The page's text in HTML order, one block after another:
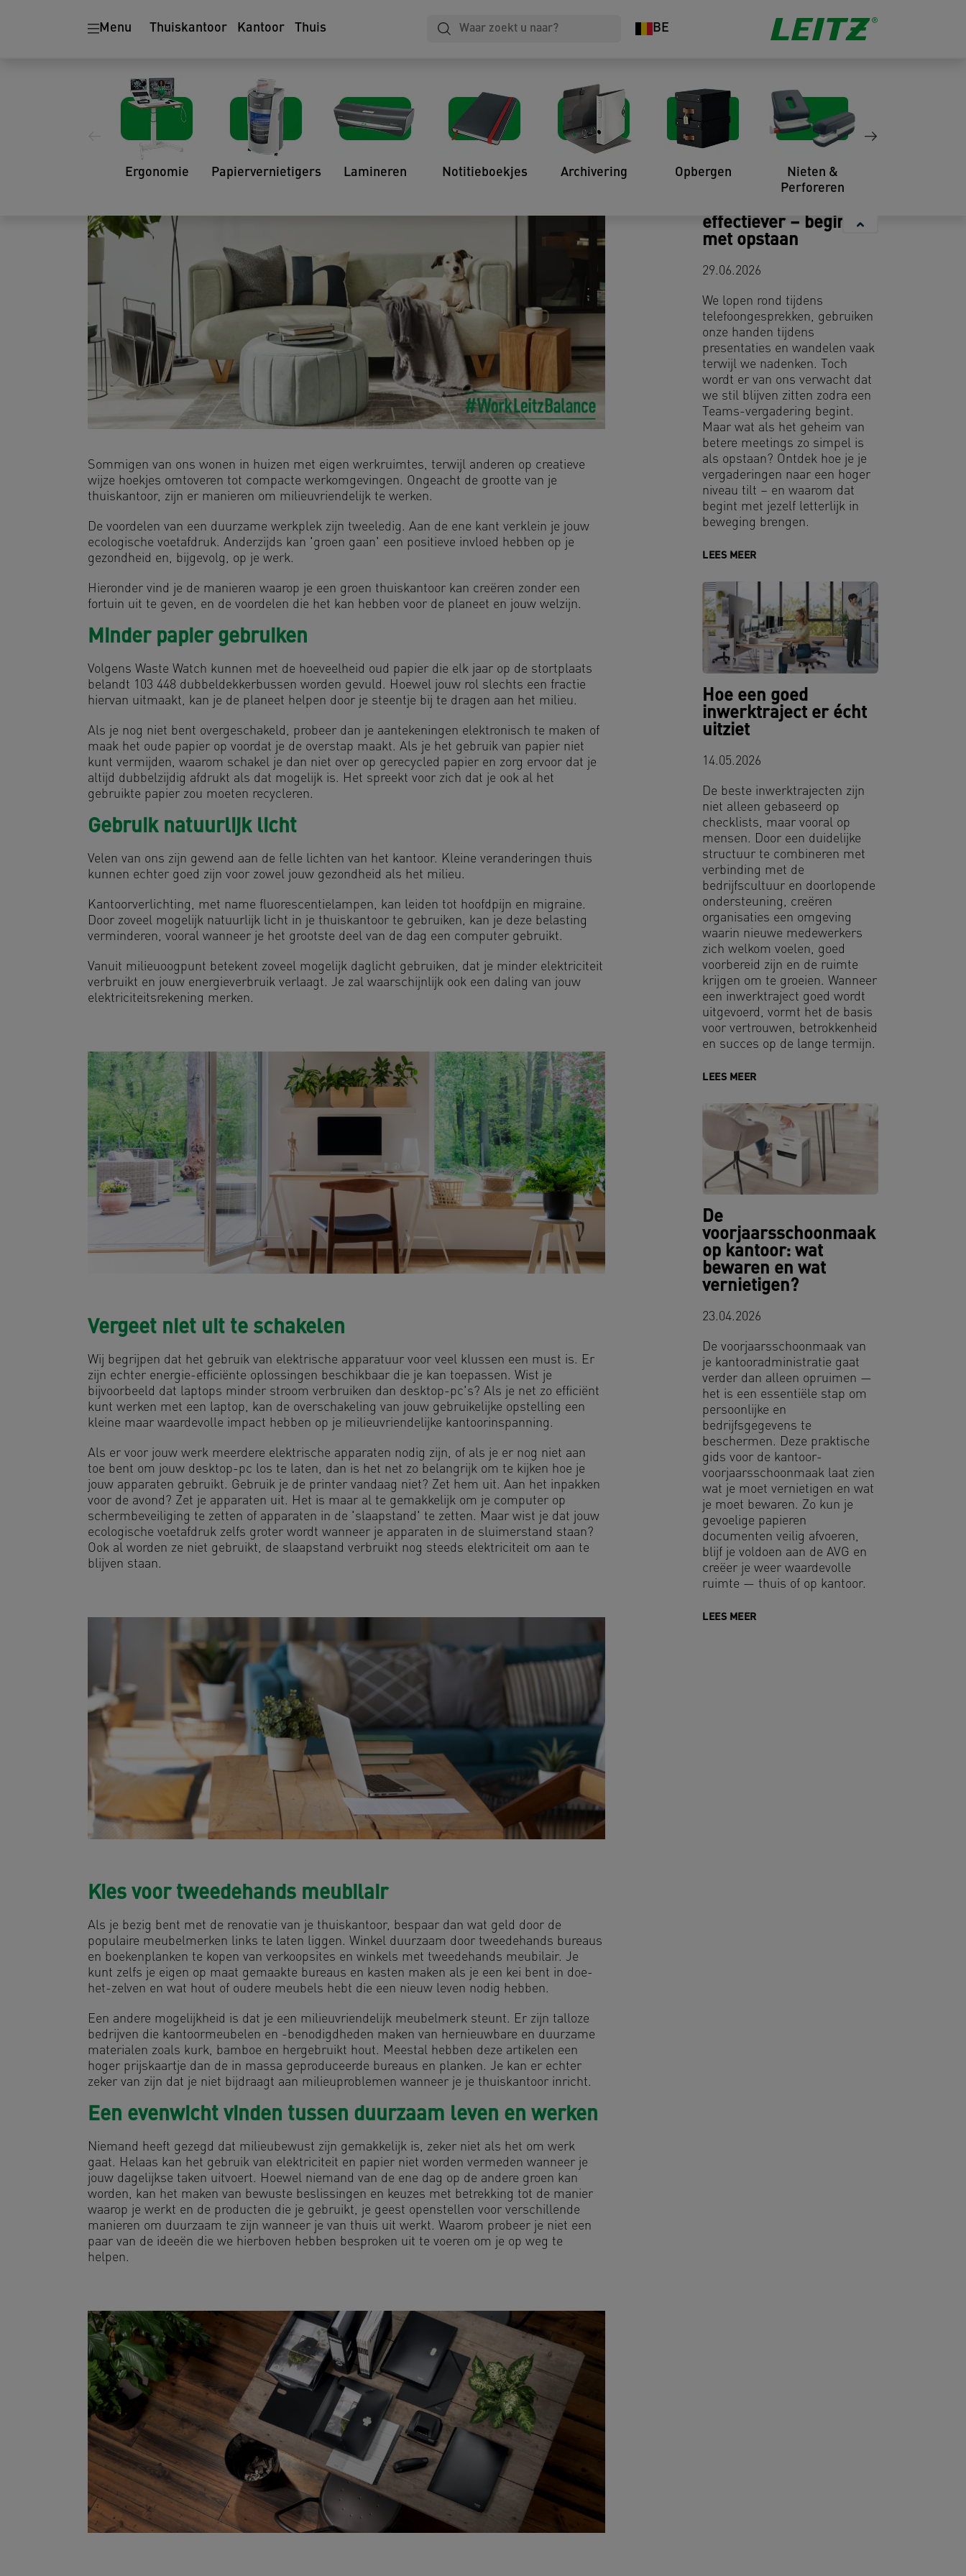
Menu Thuiskantoor Kantoor Thuis BE
Ergonomie Papiervernietigers Lamineren Notitieboekjes Archivering Opbergen
Nieten &
Perforeren
een klein budget
21.04.2021
Sommigen van ons wonen in huizen met eigen werkruimtes, terwijl anderen op creatieve
wijze hoekjes omtoveren tot compacte werkomgevingen. Ongeacht de grootte van je
thuiskantoor, zijn er manieren om milieuvriendelijk te werken.
De voordelen van een duurzame werkplek zijn tweeledig. Aan de ene kant verklein je jouw
ecologische voetafdruk. Anderzijds kan 'groen gaan' een positieve invloed hebben op je
gezondheid en, bijgevolg, op je werk.
Hieronder vind je de manieren waarop je een groen thuiskantoor kan creëren zonder een
fortuin uit te geven, en de voordelen die het kan hebben voor de planeet en jouw welzijn.
Minder papier gebruiken
Volgens Waste Watch kunnen met de hoeveelheid oud papier die elk jaar op de stortplaats
belandt 103 448 dubbeldekkerbussen worden gevuld. Hoewel jouw rol slechts een fractie
hiervan uitmaakt, kan je de planeet helpen door je steentje bij te dragen aan het milieu.
Als je nog niet bent overgeschakeld, probeer dan je aantekeningen elektronisch te maken of
maak het oude papier op voordat je de overstap maakt. Als je het gebruik van papier niet
kunt vermijden, waarom schakel je dan niet over op gerecycled papier en zorg ervoor dat je
altijd dubbelzijdig afdrukt als dat mogelijk is. Het spreekt voor zich dat je ook al het
gebruikte papier zou moeten recycleren.
Gebruik natuurlijk licht
Velen van ons zijn gewend aan de felle lichten van het kantoor. Kleine veranderingen thuis
kunnen echter goed zijn voor zowel jouw gezondheid als het milieu.
Kantoorverlichting, met name fluorescentielampen, kan leiden tot hoofdpijn en migraine.
Door zoveel mogelijk natuurlijk licht in je thuiskantoor te gebruiken, kan je deze belasting
verminderen, vooral wanneer je het grootste deel van de dag een computer gebruikt.
Vanuit milieuoogpunt betekent zoveel mogelijk daglicht gebruiken, dat je minder elektriciteit
verbruikt en jouw energieverbruik verlaagt. Je zal waarschijnlijk ook een daling van jouw
elektriciteitsrekening merken.
Vergeet niet uit te schakelen
Wij begrijpen dat het gebruik van elektrische apparatuur voor veel klussen een must is. Er
zijn echter energie-efficiënte oplossingen beschikbaar die je kan toepassen. Wist je
bijvoorbeeld dat laptops minder stroom verbruiken dan desktop-pc's? Als je net zo efficiënt
kunt werken met een laptop, kan de overschakeling van jouw gebruikelijke opstelling een
kleine maar waardevolle impact hebben op je milieuvriendelijke kantoorinspanning.
Als er voor jouw werk meerdere elektrische apparaten nodig zijn, of als je er nog niet aan
toe bent om jouw desktop-pc los te laten, dan is het net zo belangrijk om te kijken hoe je
jouw apparaten gebruikt. Gebruik je de printer vandaag niet? Zet hem uit. Aan het inpakken
voor de avond? Zet je apparaten uit. Het is maar al te gemakkelijk om je computer op
schermbeveiliging te zetten of apparaten in de 'slaapstand' te zetten. Maar wist je dat jouw
ecologische voetafdruk zelfs groter wordt wanneer je apparaten in de sluimerstand staan?
Ook al worden ze niet gebruikt, de slaapstand verbruikt nog steeds elektriciteit om aan te
blijven staan.
Kies voor tweedehands meubilair
Als je bezig bent met de renovatie van je thuiskantoor, bespaar dan wat geld door de
populaire meubelmerken links te laten liggen. Winkel duurzaam door tweedehands bureaus
en boekenplanken te kopen van verkoopsites en winkels met tweedehands meubilair. Je
kunt zelfs je eigen op maat gemaakte bureaus en kasten maken als je een kei bent in doe-
het-zelven en wat hout of oudere meubels hebt die een nieuw leven nodig hebben.
Een andere mogelijkheid is dat je een milieuvriendelijk meubelmerk steunt. Er zijn talloze
bedrijven die kantoormeubelen en -benodigdheden maken van hernieuwbare en duurzame
materialen zoals kurk, bamboe en hergebruikt hout. Meestal hebben deze artikelen een
hoger prijskaartje dan de in massa geproduceerde bureaus en planken. Je kan er echter
zeker van zijn dat je niet bijdraagt aan milieuproblemen wanneer je je thuiskantoor inricht.
Een evenwicht vinden tussen duurzaam leven en werken
Niemand heeft gezegd dat milieubewust zijn gemakkelijk is, zeker niet als het om werk
gaat. Helaas kan het gebruik van elektriciteit en papier niet worden vermeden wanneer je
jouw dagelijkse taken uitvoert. Hoewel niemand van de ene dag op de andere groen kan
worden, kan het maken van bewuste beslissingen en keuzes met betrekking tot de manier
waarop je werkt en de producten die je gebruikt, je geest openstellen voor verschillende
manieren om duurzaam te zijn wanneer je van thuis uit werkt. Waarom probeer je niet een
paar van de ideeën die we hierboven hebben besproken uit te voeren om je op weg te
helpen.
effectiever – begin
met opstaan
29.06.2026
We lopen rond tijdens
telefoongesprekken, gebruiken
onze handen tijdens
presentaties en wandelen vaak
terwijl we nadenken. Toch
wordt er van ons verwacht dat
we stil blijven zitten zodra een
Teams-vergadering begint.
Maar wat als het geheim van
betere meetings zo simpel is
als opstaan? Ontdek hoe je je
vergaderingen naar een hoger
niveau tilt – en waarom dat
begint met jezelf letterlijk in
beweging brengen.
LEES MEER
Hoe een goed
inwerktraject er écht
uitziet
14.05.2026
De beste inwerktrajecten zijn
niet alleen gebaseerd op
checklists, maar vooral op
mensen. Door een duidelijke
structuur te combineren met
verbinding met de
bedrijfscultuur en doorlopende
ondersteuning, creëren
organisaties een omgeving
waarin nieuwe medewerkers
zich welkom voelen, goed
voorbereid zijn en de ruimte
krijgen om te groeien. Wanneer
een inwerktraject goed wordt
uitgevoerd, vormt het de basis
voor vertrouwen, betrokkenheid
en succes op de lange termijn.
LEES MEER
De
voorjaarsschoonmaak
op kantoor: wat
bewaren en wat
vernietigen?
23.04.2026
De voorjaarsschoonmaak van
je kantooradministratie gaat
verder dan alleen opruimen —
het is een essentiële stap om
persoonlijke en
bedrijfsgegevens te
beschermen. Deze praktische
gids voor de kantoor-
voorjaarsschoonmaak laat zien
wat je moet vernietigen en wat
je moet bewaren. Zo kun je
gevoelige papieren
documenten veilig afvoeren,
blijf je voldoen aan de AVG en
creëer je weer waardevolle
ruimte — thuis of op kantoor.
LEES MEER